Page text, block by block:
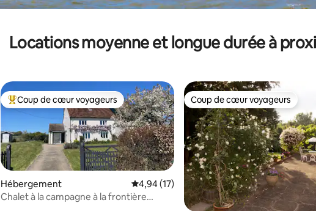
Locations moyenne et longue durée à
Coups de cœur voyageurs les plus appréciés
Coup de cœur voyageurs
Hébergement Évaluation moyenne sur la base de 17
4,94 (17)
Chalet à la campagne à la frontière
Coup de cœur voyageurs
Coup de cœur voyageurs